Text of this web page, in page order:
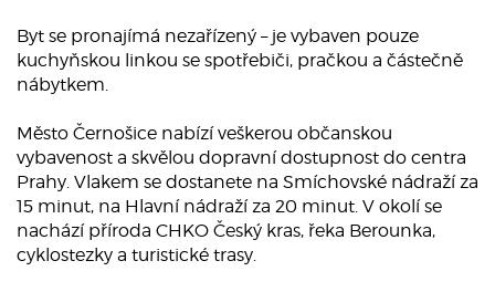
Byt se pronajímá nezařízený – je vybaven pouze
kuchyňskou linkou se spotřebiči, pračkou a částečně
nábytkem.
Město Černošice nabízí veškerou občanskou
vybavenost a skvělou dopravní dostupnost do centra
Prahy. Vlakem se dostanete na Smíchovské nádraží za
15 minut, na Hlavní nádraží za 20 minut. V okolí se
nachází příroda CHKO Český kras, řeka Berounka,
cyklostezky a turistické trasy.